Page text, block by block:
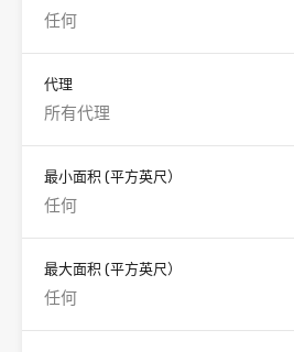
任何
代理
所有代理
最小面积 (平方英尺）
最大面积 (平方英尺）